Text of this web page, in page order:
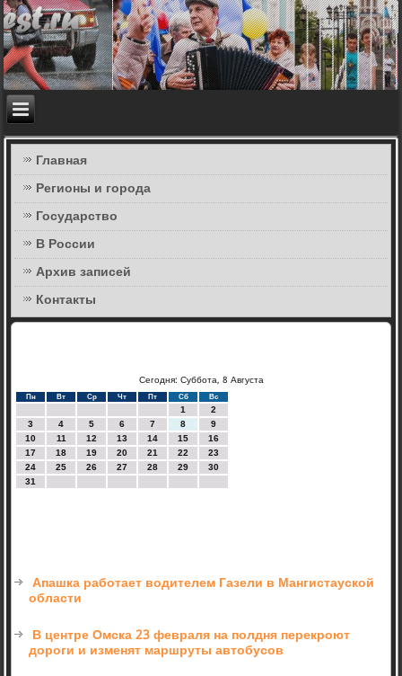
Главная
Регионы и города
Государство
В России
Архив записей
Контакты
Сегодня: Суббота, 8 Августа
Пн Вт Ср Чт Пт Сб Вс
1
2
3
4 5 6 7 8
9
10
11 12 13 14 15
16
17
18 19 20 21 22
23
24
25 26 27 28 29
30
31
Апашка работает водителем Газели в Мангистауской
области
В центре Омска 23 февраля на полдня перекроют
дороги и изменят маршруты автобусов